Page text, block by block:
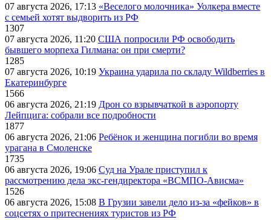
07 августа 2026, 17:13 «Веселого молочника» Уолкера вместе
с семьей хотят выдворить из РФ
1307
07 августа 2026, 11:20 США попросили РФ освободить
бывшего морпеха Гилмана: он при смерти?
1285
07 августа 2026, 10:19 Украина ударила по складу Wildberries в
Екатеринбурге
1566
06 августа 2026, 21:19 Дрон со взрывчаткой в аэропорту
Лейпцига: собрали все подробности
1877
06 августа 2026, 21:06 Ребёнок и женщина погибли во время
урагана в Смоленске
1735
06 августа 2026, 19:06 Суд на Урале приступил к
рассмотрению дела экс-гендиректора «ВСМПО-Ависма»
1526
06 августа 2026, 15:08 В Грузии завели дело из-за «фейков» в
соцсетях о притеснениях туристов из РФ